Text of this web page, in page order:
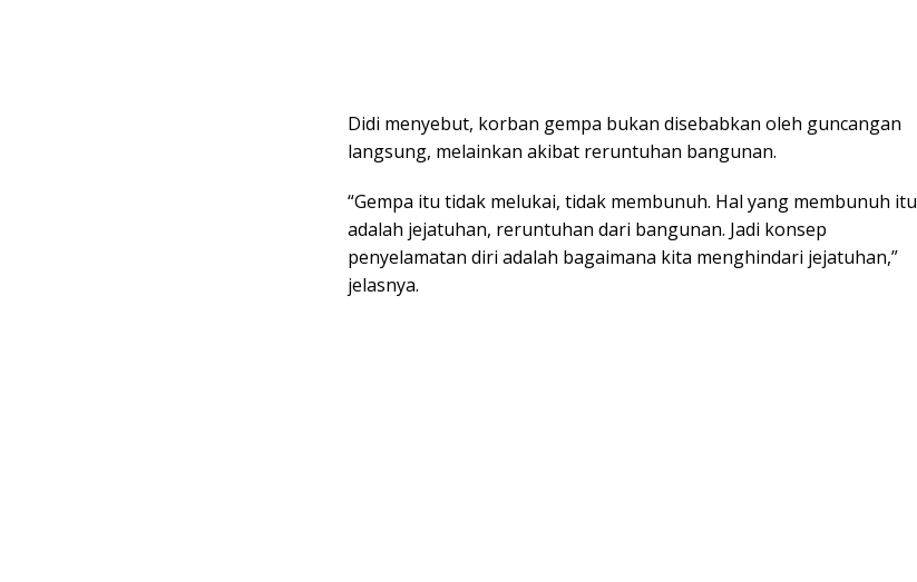
Didi menyebut, korban gempa bukan disebabkan oleh guncangan
langsung, melainkan akibat reruntuhan bangunan.
“Gempa itu tidak melukai, tidak membunuh. Hal yang membunuh itu
adalah jejatuhan, reruntuhan dari bangunan. Jadi konsep
penyelamatan diri adalah bagaimana kita menghindari jejatuhan,”
jelasnya.